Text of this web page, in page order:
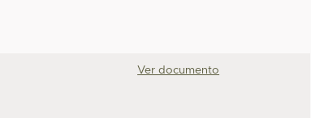
Ver documento